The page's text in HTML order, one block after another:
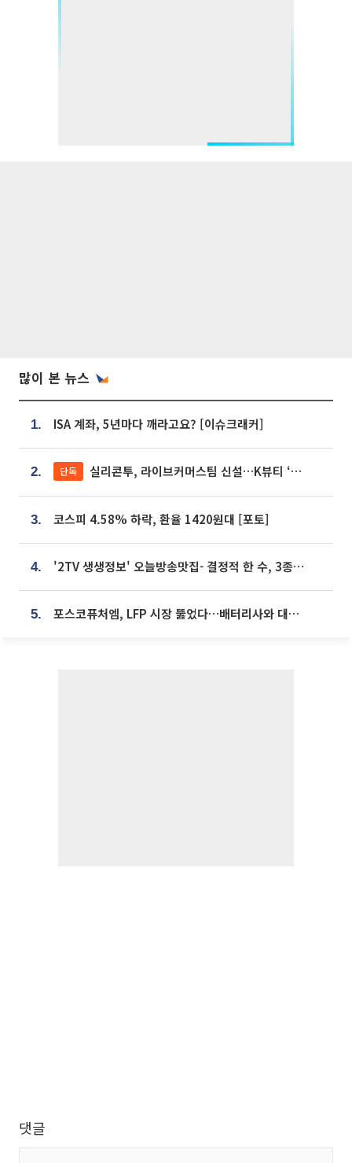
많이 본 뉴스
1. ISA 계좌, 5년마다 깨라고요? [이슈크래커]
2. 단독 실리콘투, 라이브커머스팀 신설…K뷰티 ‘글로벌 판매망’ 확대[K뷰티 라방戰]
3. 코스피 4.58% 하락, 환율 1420원대 [포토]
4. '2TV 생생정보' 오늘방송맛집- 결정적 한 수, 3종 메밀면! 메밀 소바 맛집 '의○○○○'
5. 포스코퓨처엠, LFP 시장 뚫었다…배터리사와 대규모 장기 공급 합의
댓글